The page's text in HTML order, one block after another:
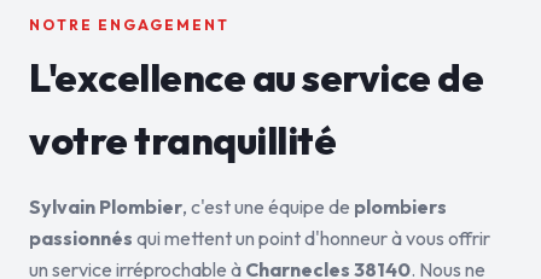
NOTRE ENGAGEMENT
L'excellence au service de
votre tranquillité
Sylvain Plombier, c'est une équipe de plombiers
passionnés qui mettent un point d'honneur à vous offrir
un service irréprochable à Charnecles 38140. Nous ne